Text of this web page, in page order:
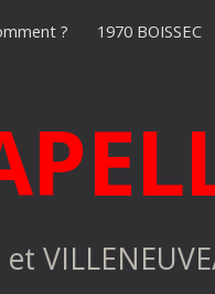
? 1970 BOISSEC
et